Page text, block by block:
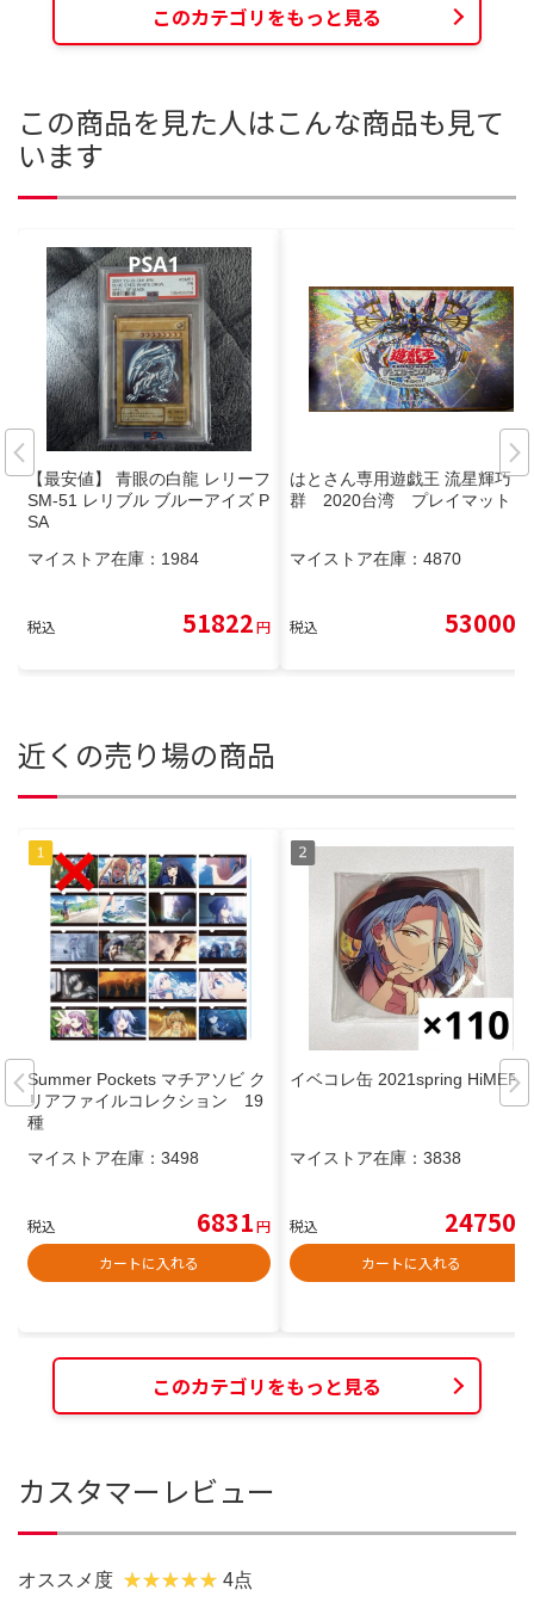
このカテゴリをもっと見る
この商品を見た人はこんな商品も見て
います
【最安値】 青眼の白龍 レリーフ
SM-51 レリブル ブルーアイズ P
SA
マイストア在庫： 1984
税込 51822円
はとさん専用遊戯王 流星輝巧
群 2020台湾 プレイマット
マイストア在庫： 4870
税込 53000
近くの売り場の商品
Summer Pockets マチアソビ ク
リアファイルコレクション 19
種
マイストア在庫： 3498
税込 6831円
カートに入れる
イベコレ缶 2021spring HiMERU
マイストア在庫： 3838
税込 24750
カートに入れる
このカテゴリをもっと見る
カスタマーレビュー
オススメ度 4点